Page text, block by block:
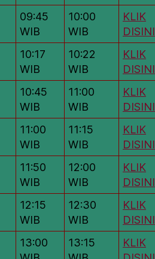
09:45
WIB
10:00
WIB
KLIK
DISINI
10:17
WIB
10:22
WIB
KLIK
DISINI
10:45
WIB
11:00
WIB
KLIK
DISINI
11:00
WIB
11:15
WIB
KLIK
DISINI
11:50
WIB
12:00
WIB
KLIK
DISINI
12:15
WIB
12:30
WIB
KLIK
DISINI
13:00
13:15
KLIK